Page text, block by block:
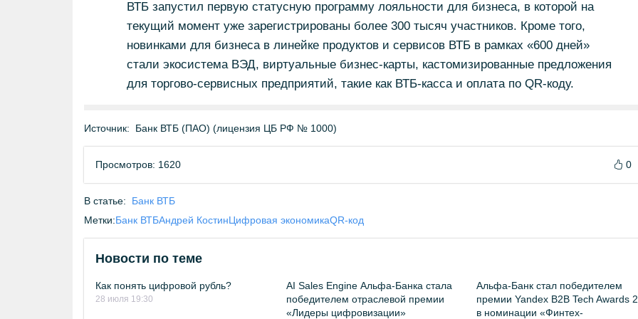
ВТБ запустил первую статусную программу лояльности для бизнеса, в которой на
текущий момент уже зарегистрированы более 300 тысяч участников. Кроме того,
новинками для бизнеса в линейке продуктов и сервисов ВТБ в рамках «600 дней»
стали экосистема ВЭД, виртуальные бизнес-карты, кастомизированные предложения
для торгово-сервисных предприятий, такие как ВТБ-касса и оплата по QR-коду.
Источник: Банк ВТБ (ПАО) (лицензия ЦБ РФ № 1000)
Просмотров: 1620 0
В статье:
Банк ВТБ
Метки:Банк ВТБАндрей КостинЦифровая экономикаQR-код
Новости по теме
Как понять цифровой рубль?
28 июля 19:30
AI Sales Engine Альфа-Банка стала
победителем отраслевой премии
«Лидеры цифровизации»
Альфа-Банк стал победителем
премии Yandex B2B Tech Awards
в номинации «Финтех-